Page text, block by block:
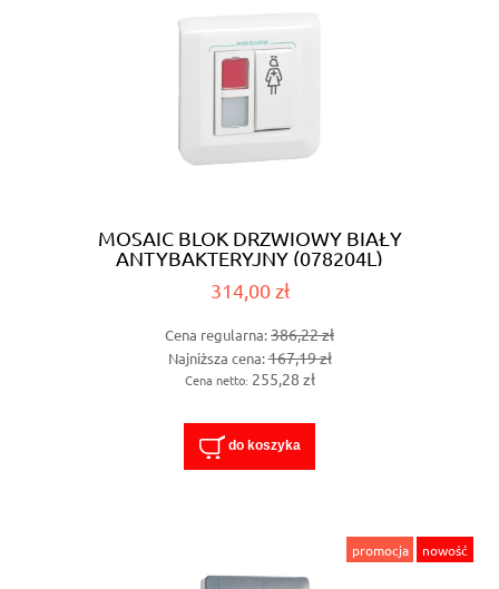
MOSAIC BLOK DRZWIOWY BIAŁY
ANTYBAKTERYJNY (078204L)
314,00 zł
Cena regularna:386,22 zł
Najniższa cena:167,19 zł
Cena netto: 255,28 zł
do koszyka
promocja nowość